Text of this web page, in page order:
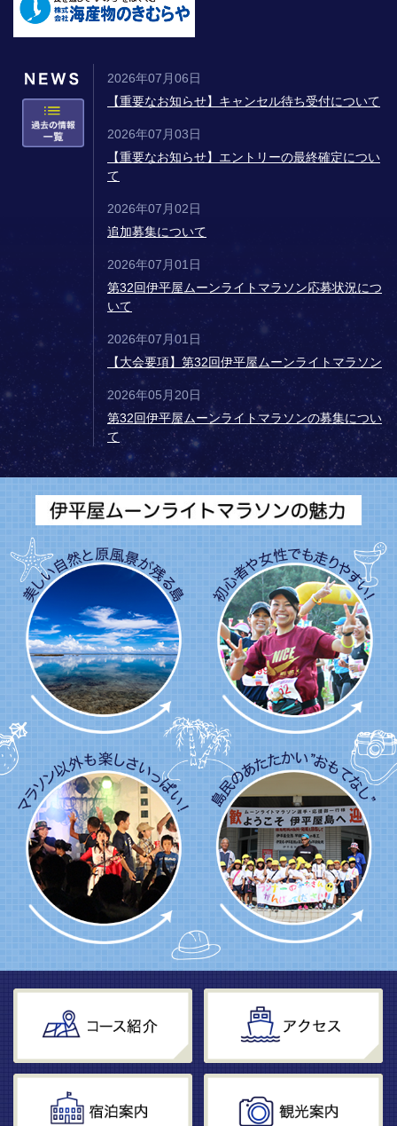
2026年07月06日
【重要なお知らせ】キャンセル待ち受付について
2026年07月03日
【重要なお知らせ】エントリーの最終確定につい
て
2026年07月02日
追加募集について
2026年07月01日
第32回伊平屋ムーンライトマラソン応募状況につ
いて
2026年07月01日
【大会要項】第32回伊平屋ムーンライトマラソン
2026年05月20日
第32回伊平屋ムーンライトマラソンの募集につい
て